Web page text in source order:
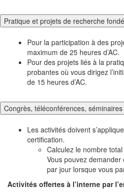
Pratique et projets de recherche
Pour la participation à des
maximum de 25 heures d’AC.
Pour des projets liés à la
probantes où vous dirigez
de 15 heures d’AC.
Congrès, téléconférences,
Les activités doivent
certification.
Calculez le nombre
Vous pouvez demander
par jour lorsque vous
Activités offertes à l’interne par